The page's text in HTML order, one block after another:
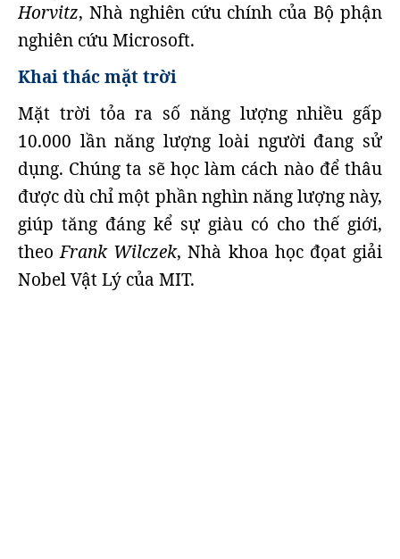
Horvitz, Nhà nghiên cứu chính của Bộ phận
nghiên cứu Microsoft.
Khai thác mặt trời
Mặt trời tỏa ra số năng lượng nhiều gấp
10.000 lần năng lượng loài người đang sử
dụng. Chúng ta sẽ học làm cách nào để thâu
được dù chỉ một phần nghìn năng lượng này,
giúp tăng đáng kể sự giàu có cho thế giới,
theoFrank Wilczek, Nhà khoa học đọat giải
Nobel Vật Lý của MIT.